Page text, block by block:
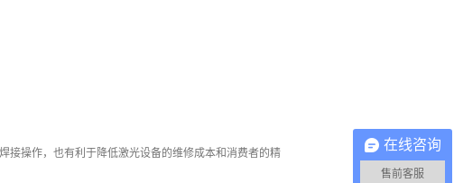
接操作，也有利于降低激光设备的维修成本和消费者的精
在线咨询
售前客服